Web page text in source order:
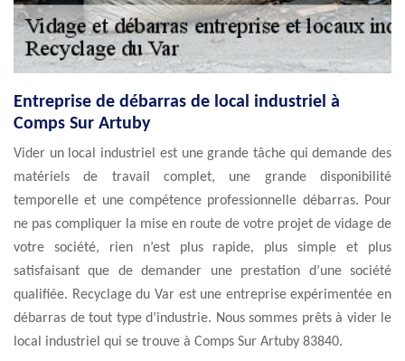
Entreprise de débarras de local industriel à
Comps Sur Artuby
Vider un local industriel est une grande tâche qui demande des
matériels de travail complet, une grande disponibilité
temporelle et une compétence professionnelle débarras. Pour
ne pas compliquer la mise en route de votre projet de vidage de
votre société, rien n’est plus rapide, plus simple et plus
satisfaisant que de demander une prestation d’une société
qualifiée. Recyclage du Var est une entreprise expérimentée en
débarras de tout type d’industrie. Nous sommes prêts à vider le
local industriel qui se trouve à Comps Sur Artuby 83840.